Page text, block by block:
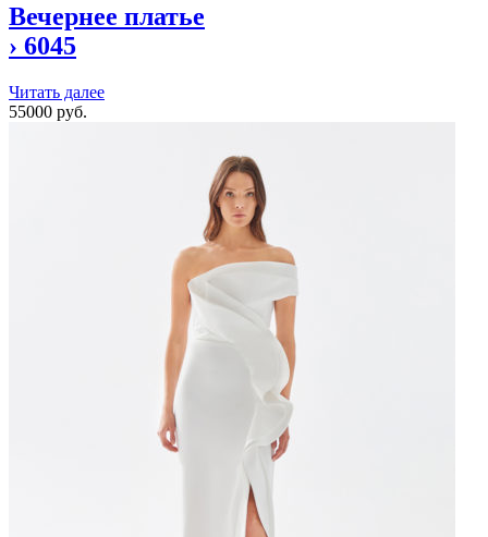
Вечернее платье
› 6045
Читать далее
55000 руб.